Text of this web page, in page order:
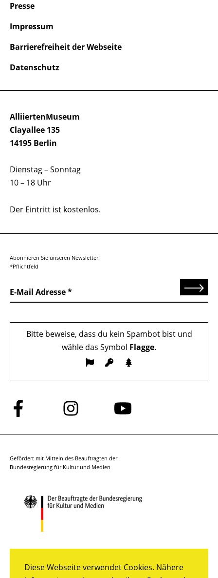
Diese Webseite verwendet Cookies. Nähere
AlliiertenMuseum
Clayallee 135
14195 Berlin
Dienstag – Sonntag
10 – 18 Uhr
Der Eintritt ist kostenlos.
Presse
Impressum
Barrierefreiheit der Webseite
Datenschutz
Abonnieren Sie unseren Newsletter.
*Pflichtfeld
E-Mail Adresse Senden
Bitte beweise, dass du kein Spambot bist und
wähle das Symbol Flagge.
Folge
uns
auf
Folge
uns
auf
Folge
auf
Gefördert mit Mitteln des Beauftragten der
Bundesregierung für Kultur und Medien